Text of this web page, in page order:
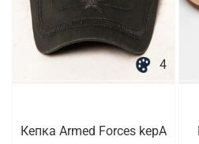
4
Кепка Armed Forces kepA